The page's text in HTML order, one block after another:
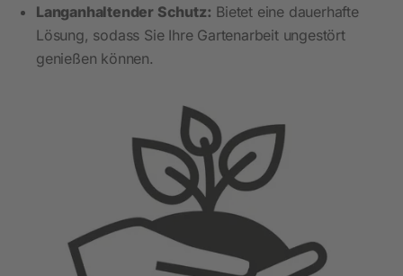
Langanhaltender Schutz: Bietet eine dauerhafte
Lösung, sodass Sie Ihre Gartenarbeit ungestört
genießen können.